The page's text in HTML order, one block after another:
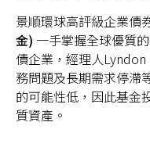
景順環球高評級企業債
金) 一手掌握全球優質
債企業，經理人
務問題及長期需求停滯
的可能性低，因此基金
質資產。